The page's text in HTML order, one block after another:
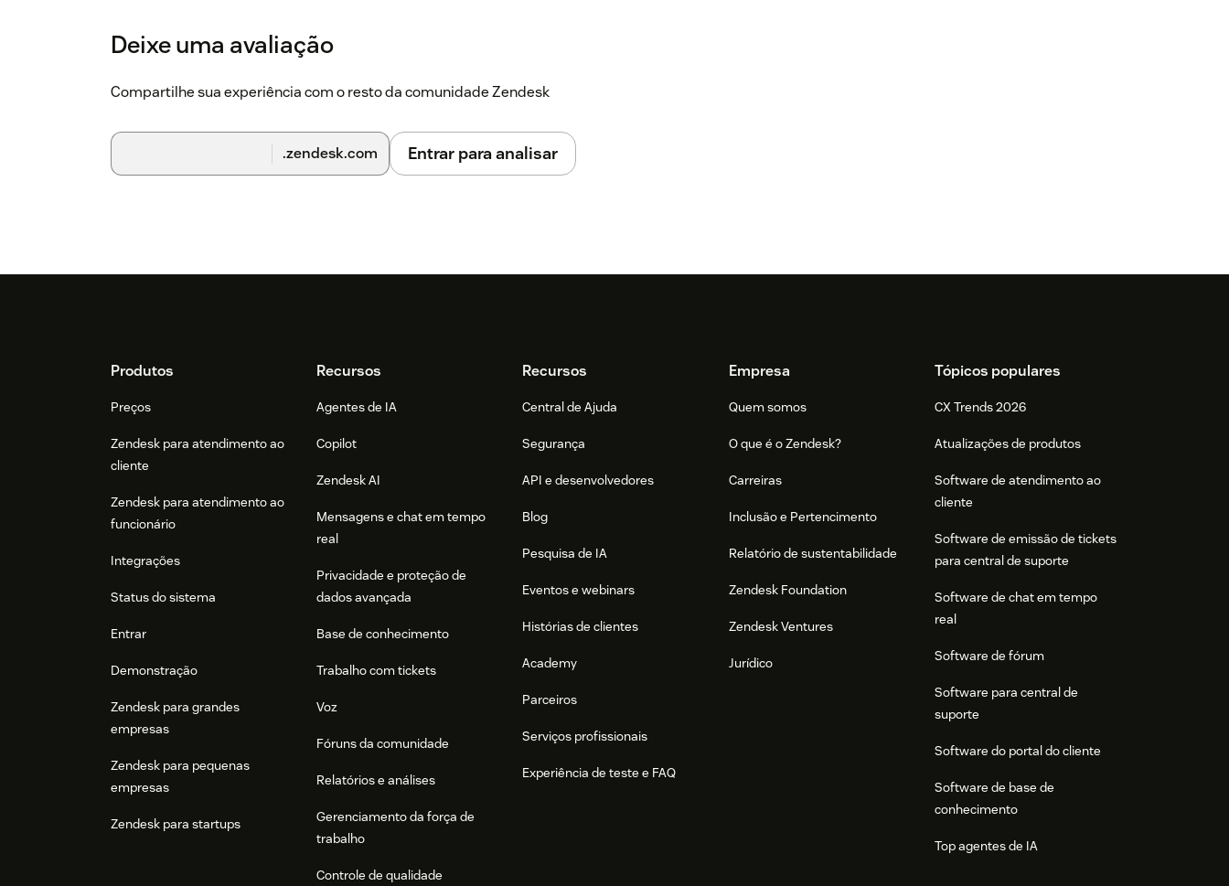
Deixe uma avaliação
Compartilhe sua experiência com o resto da comunidade Zendesk
.zendesk.com Entrar para analisar
FooterProdutos
Preços
Zendesk para atendimento ao
cliente
Zendesk para atendimento ao
funcionário
Integrações
Status do sistema
Entrar
Demonstração
Zendesk para grandes
empresas
Zendesk para pequenas
empresas
Zendesk para startups
Recursos
Agentes de IA
Copilot
Zendesk AI
Mensagens e chat em tempo
real
Privacidade e proteção de
dados avançada
Base de conhecimento
Trabalho com tickets
Voz
Fóruns da comunidade
Relatórios e análises
Gerenciamento da força de
trabalho
Controle de qualidade
Recursos
Central de Ajuda
Segurança
API e desenvolvedores
Blog
Pesquisa de IA
Eventos e webinars
Histórias de clientes
Academy
Parceiros
Serviços profissionais
Experiência de teste e FAQ
Empresa
Quem somos
O que é o Zendesk?
Carreiras
Inclusão e Pertencimento
Relatório de sustentabilidade
Zendesk Foundation
Zendesk Ventures
Jurídico
Tópicos populares
CX Trends 2026
Atualizações de produtos
Software de atendimento ao
cliente
Software de emissão de tickets
para central de suporte
Software de chat em tempo
real
Software de fórum
Software para central de
suporte
Software do portal do cliente
Software de base de
conhecimento
Top agentes de IA